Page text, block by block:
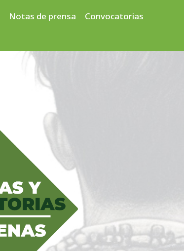
Notas de prensa Convocatorias